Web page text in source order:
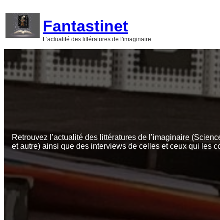
contenu
Fantastinet
L'actualité des littératures de l'imaginaire
Retrouvez l’actualité des littératures de l’imaginaire
et autre) ainsi que des interviews de celles et ceux qui les